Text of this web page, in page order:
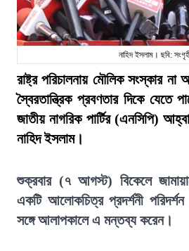
নাহিদ ইসলাম। ছবি:
রাষ্ট্র পরিচালনায় মৌলিক সংস্কার
স্বৈরতান্ত্রিক প্রবণতার দিকে যেতে
জাতীয় নাগরিক পার্টির (এনসিপি)
নাহিদ ইসলাম।
শুক্রবার (৭ আগস্ট) বিকেলে
একটি আলোকচিত্র প্রদর্শনী পরিদর্শন
সঙ্গে আলাপকালে এ মন্তব্য করেন।